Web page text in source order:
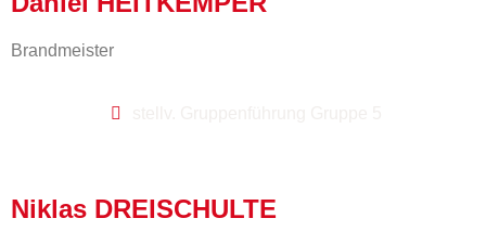
Brandmeister
Niklas DREISCHULTE